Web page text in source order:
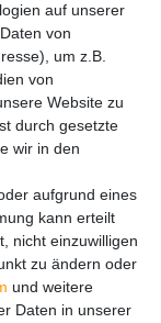
auf unserer
von
um z.B.
von
Website zu
durch gesetzte
wir in den
aufgrund eines
kann erteilt
nicht einzuwilligen
zu ändern oder
und weitere
Daten in unserer